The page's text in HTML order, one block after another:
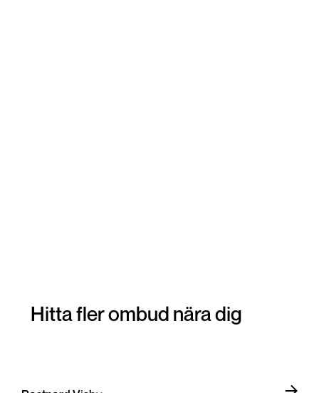
Hitta fler ombud nära dig